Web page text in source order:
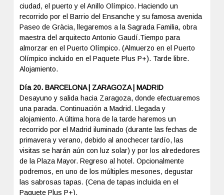
ciudad, el puerto y el Anillo Olímpico. Haciendo un
recorrido por el Barrio del Ensanche y su famosa avenida
Paseo de Gràcia, llegaremos a la Sagrada Familia, obra
maestra del arquitecto Antonio Gaudí.Tiempo para
almorzar en el Puerto Olímpico. (Almuerzo en el Puerto
Olímpico incluido en el Paquete Plus P+). Tarde libre.
Alojamiento.
Día 20. BARCELONA | ZARAGOZA | MADRID
Desayuno y salida hacia Zaragoza, donde efectuaremos
una parada. Continuación a Madrid. Llegada y
alojamiento. A última hora de la tarde haremos un
recorrido por el Madrid iluminado (durante las fechas de
primavera y verano, debido al anochecer tardío, las
visitas se harán aún con luz solar) y por los alrededores
de la Plaza Mayor. Regreso al hotel. Opcionalmente
podremos, en uno de los múltiples mesones, degustar
las sabrosas tapas. (Cena de tapas incluida en el
Paquete Plus P+).